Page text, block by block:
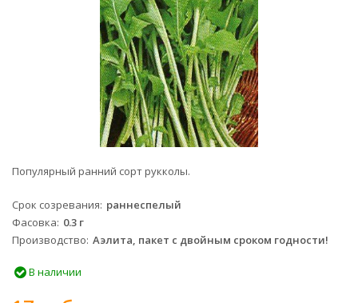
Популярный ранний сорт рукколы.
Срок созревания раннеспелый
Фасовка 0.3 г
Производство Аэлита, пакет с двойным сроком годности!
В наличии